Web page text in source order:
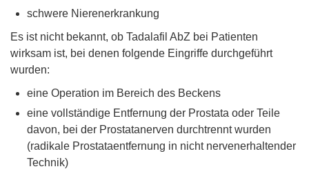
schwere Nierenerkrankung
Es ist nicht bekannt, ob Tadalafil AbZ bei Patienten
wirksam ist, bei denen folgende Eingriffe durchgeführt
wurden:
eine Operation im Bereich des Beckens
eine vollständige Entfernung der Prostata oder Teile
davon, bei der Prostatanerven durchtrennt wurden
(radikale Prostataentfernung in nicht nervenerhaltender
Technik)